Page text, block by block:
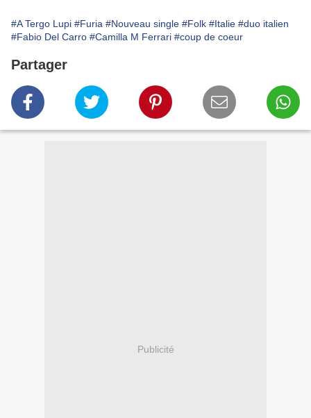
#A Tergo Lupi #Furia #Nouveau single #Folk #Italie #duo italien
#Fabio Del Carro #Camilla M Ferrari #coup de coeur
Partager
Publicité